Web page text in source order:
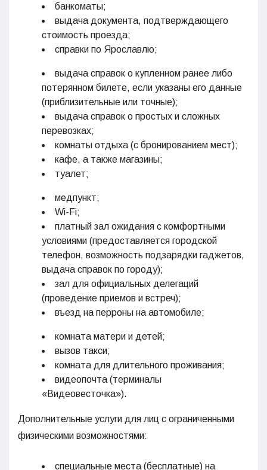
банкоматы;
выдача документа, подтверждающего
стоимость проезда;
справки по Ярославлю;
выдача справок о купленном ранее либо
потерянном билете, если указаны его данные
(приблизительные или точные);
выдача справок о простых и сложных
перевозках;
комнаты отдыха (с бронированием мест);
кафе, а также магазины;
туалет;
медпункт;
Wi-Fi;
платный зал ожидания с комфортными
условиями (предоставляется городской
телефон, возможность подзарядки гаджетов,
выдача справок по городу);
зал для официальных делегаций
(проведение приемов и встреч);
въезд на перроны на автомобиле;
комната матери и детей;
вызов такси;
комната для длительного проживания;
видеопочта (терминалы
«Видеовесточка»).
Дополнительные услуги для лиц с ограниченными
физическими возможностями:
специальные места (бесплатные) на